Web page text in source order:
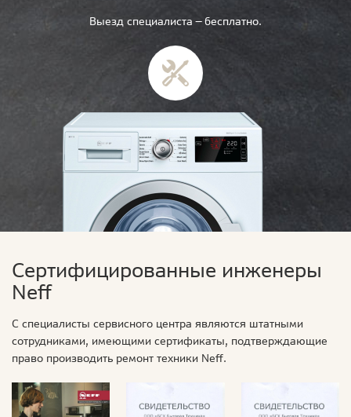
Выезд специалиста — бесплатно.
Сертифицированные инженеры
Neff
С специалисты сервисного центра являются штатными
сотрудниками, имеющими сертификаты, подтверждающие
право производить ремонт техники Neff.